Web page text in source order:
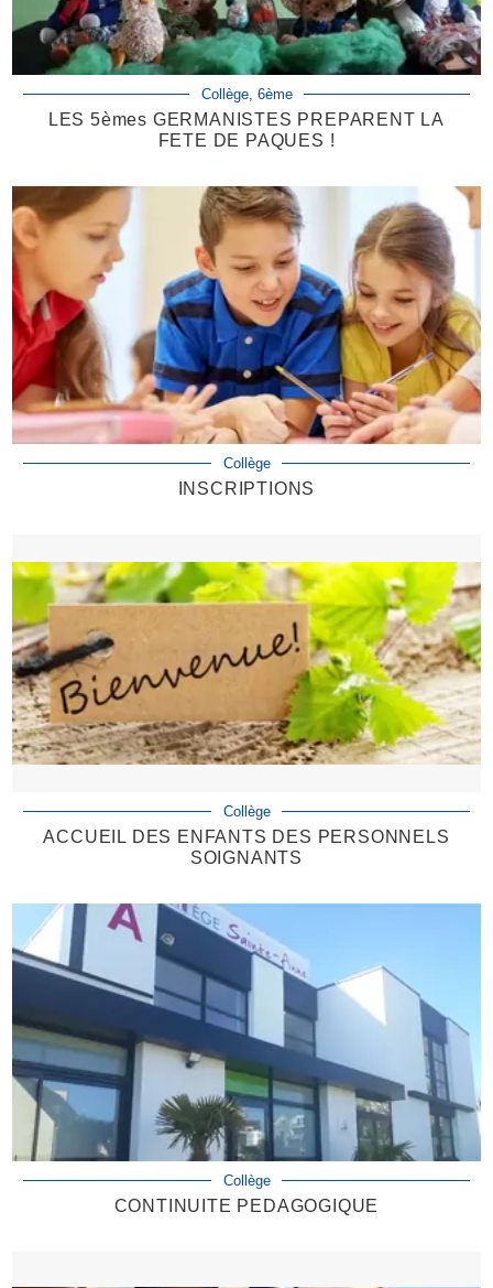
Collège, 6ème
LES 5èmes GERMANISTES PREPARENT LA
FETE DE PAQUES !
Collège
INSCRIPTIONS
Collège
ACCUEIL DES ENFANTS DES PERSONNELS
SOIGNANTS
Collège
CONTINUITE PEDAGOGIQUE